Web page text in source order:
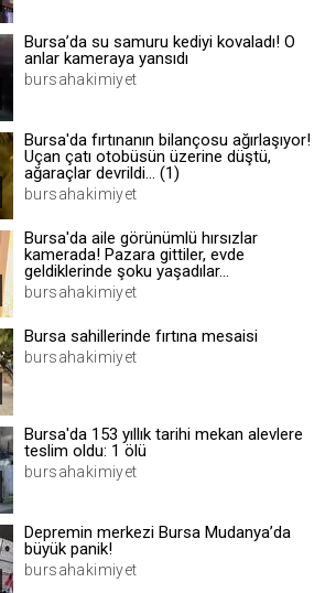
Site içeriği önerme
1 yıl
voteLike*
.web.tv
İsimsiz ziyaretçi için site içeriği
1 ay
.web.tv
İsimsiz ziyaretçi için site içeriği
Bursa’da su samuru kediyi kovaladı! O
anlar kameraya yansıdı
bursahakimiyet
Bursa'da fırtınanın bilançosu ağırlaşıyor!
Uçan çatı otobüsün üzerine düştü,
ağaraçlar devrildi... (1)
bursahakimiyet
Bursa'da aile görünümlü hırsızlar
kamerada! Pazara gittiler, evde
geldiklerinde şoku yaşadılar...
bursahakimiyet
Bursa sahillerinde fırtına mesaisi
bursahakimiyet
Bursa'da 153 yıllık tarihi mekan alevlere
teslim oldu: 1 ölü
bursahakimiyet
Depremin merkezi Bursa Mudanya’da
büyük panik!
bursahakimiyet